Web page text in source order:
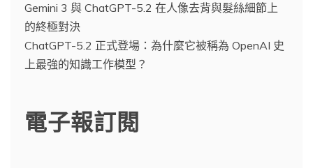
Gemini 3 與 ChatGPT-5.2 在人像去背與髮絲細節上
的終極對決
ChatGPT-5.2 正式登場：為什麼它被稱為 OpenAI 史
上最強的知識工作模型？
電子報訂閱